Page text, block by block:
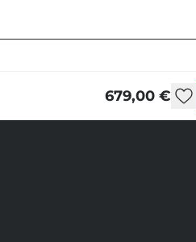
679,00 €